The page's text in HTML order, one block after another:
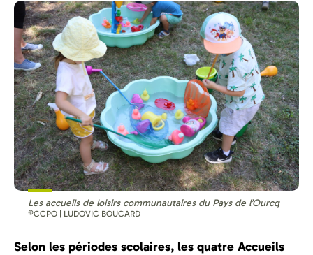
Les accueils de loisirs communautaires du Pays de l’Ourcq
©CCPO | LUDOVIC BOUCARD
Selon les périodes scolaires, les quatre Accueils